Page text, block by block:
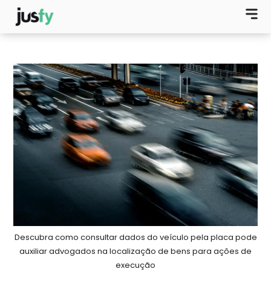
Descubra como consultar dados do veículo pela placa pode
auxiliar advogados na localização de bens para ações de
execução